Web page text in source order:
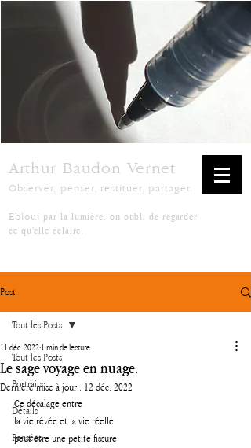
Arthur Baudon Vernet
Observer, penser, restituer, partager.
Ebloui par la lumière, on oubli de regarder
ce qu'elle éclaire.
Post
Tout les Posts
Portraits
Détails
Pensées
Tout les Posts
Le sage voyage en nuage.
11 déc. 2022 1 min de lecture
Dernière mise à jour : 12 déc. 2022
Ce décalage entre
la vie rêvée et la vie réelle
peut-être une petite fissure